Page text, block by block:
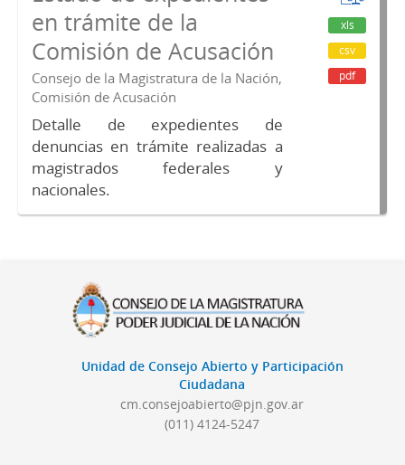
en trámite de la
Comisión de Acusación
Consejo de la Magistratura de la Nación,
Comisión de Acusación
Detalle de expedientes de
denuncias en trámite realizadas a
magistrados federales y
nacionales.
xls
csv
pdf
Unidad de Consejo Abierto y Participación
Ciudadana
cm.consejoabierto@pjn.gov.ar
(011) 4124-5247